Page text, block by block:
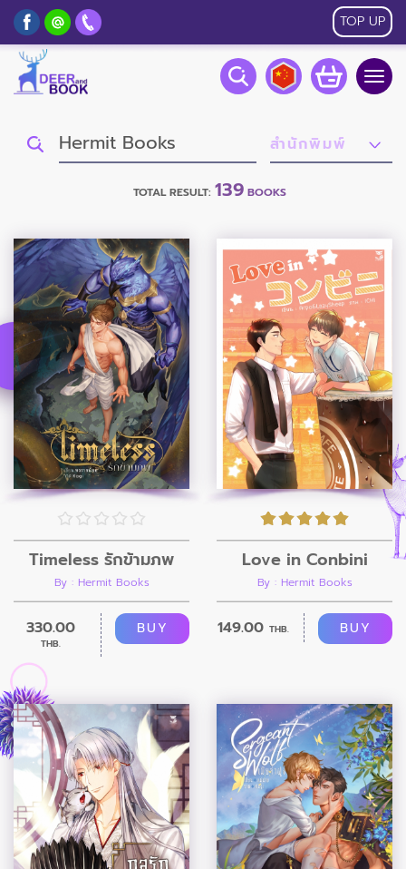
TOP UP
TOTAL RESULT: 139 BOOKS
Timeless รักข้ามภพ
By : Hermit Books
330.00
THB.
BUY
Love in Conbini
By : Hermit Books
149.00 THB. BUY